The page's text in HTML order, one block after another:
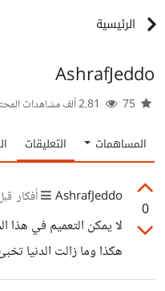
الرئيسية
AshrafJeddo
المساهمات التعليقات
0
AshrafJeddo أفكار
لا يمكن التعميم في
هكذا وما زالت الدنيا
راح يلاقي السترة